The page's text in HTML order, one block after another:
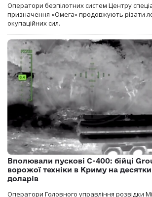
Оператори безпілотних систем Центру
призначення «Омега» продовжують різати
окупаційних сил.
Вполювали пускові С-400: бійці
ворожої техніки в Криму на
доларів
Оператори Головного управління розвідки